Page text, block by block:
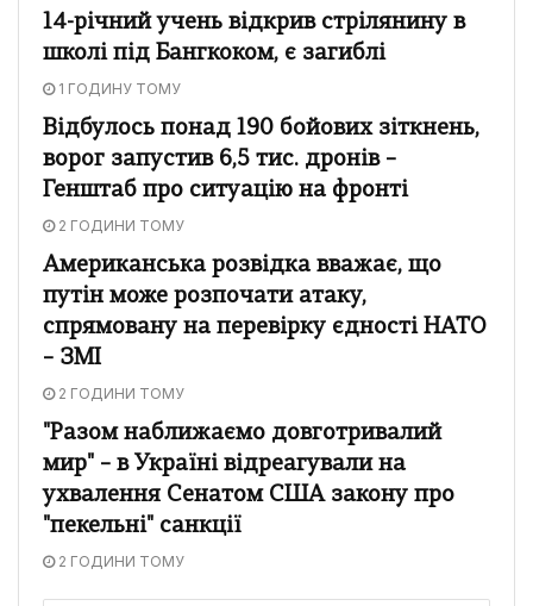
14-річний учень відкрив стрілянину в
школі під Бангкоком, є загиблі
1 ГОДИНУ ТОМУ
Відбулось понад 190 бойових зіткнень,
ворог запустив 6,5 тис. дронів –
Генштаб про ситуацію на фронті
2 ГОДИНИ ТОМУ
Американська розвідка вважає, що
путін може розпочати атаку,
спрямовану на перевірку єдності НАТО
– ЗМІ
2 ГОДИНИ ТОМУ
"Разом наближаємо довготривалий
мир" – в Україні відреагували на
ухвалення Сенатом США закону про
"пекельні" санкції
2 ГОДИНИ ТОМУ